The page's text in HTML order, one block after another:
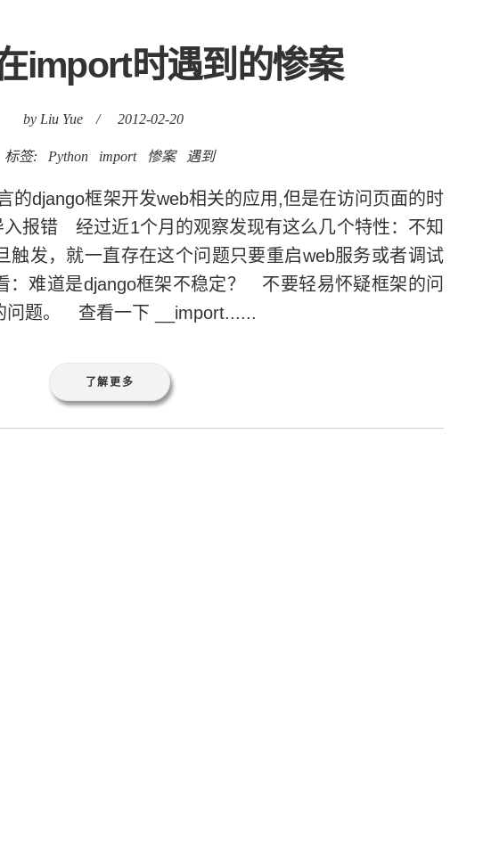
import时遇到的惨案
by Liu Yue / 2012-02-20
标签: Python import 惨案 遇到
django框架开发web相关的应用,但是在访问页面的时
报错 经过近1个月的观察发现有这么几个特性：不知
触发，就一直存在这个问题只要重启web服务或者调试
难道是django框架不稳定？ 不要轻易怀疑框架的问
问题。 查看一下 __import......
了解更多